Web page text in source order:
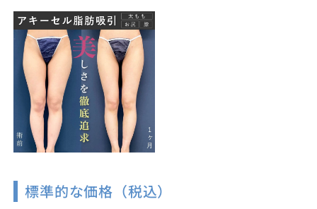
標準的な価格（税込）